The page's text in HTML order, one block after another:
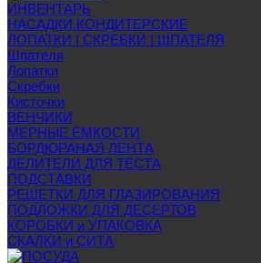
ИНВЕНТАРЬ
НАСАДКИ КОНДИТЕРСКИЕ
ЛОПАТКИ | СКРЕБКИ | ШПАТЕЛЯ
Шпателя
Лопатки
Скребки
Кисточки
ВЕНЧИКИ
МЕРНЫЕ ЁМКОСТИ
БОРДЮРАНАЯ ЛЕНТА
ДЕЛИТЕЛИ ДЛЯ ТЕСТА
ПОДСТАВКИ
РЕШЕТКИ ДЛЯ ГЛАЗИРОВАНИЯ
ПОДЛОЖКИ ДЛЯ ДЕСЕРТОВ
КОРОБКИ и УПАКОВКА
СКАЛКИ и СИТА